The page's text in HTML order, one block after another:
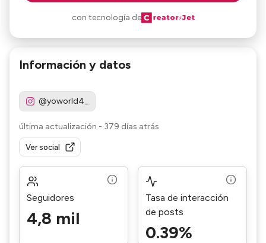
con tecnología de
Información y datos
@yoworld4_
última actualización - 379 días atrás
Ver social
Seguidores
4,8 mil
Tasa de interacción
de posts
0.39%